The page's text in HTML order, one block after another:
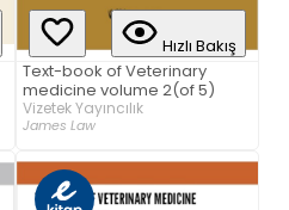
Hızlı Bakış
Text-book of Veterinary
medicine volume 2(of 5)
Vizetek Yayıncılık
James Law